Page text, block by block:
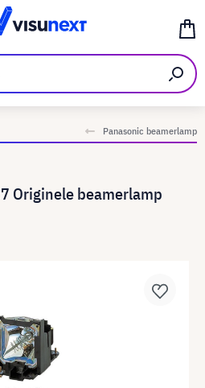
Panasonic beamerlamp
Originele beamerlamp